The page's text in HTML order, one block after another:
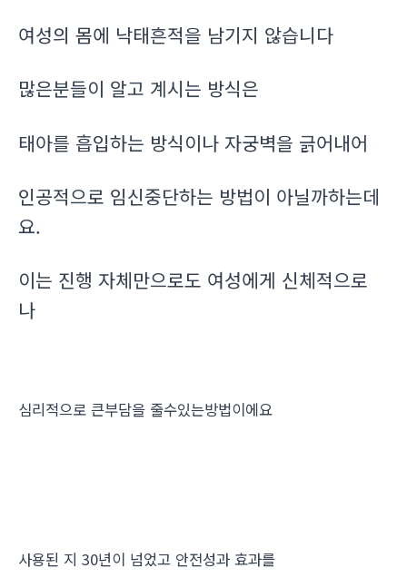
여성의 몸에 낙태흔적을 남기지 않습니다
많은분들이 알고 계시는 방식은
태아를 흡입하는 방식이나 자궁벽을 긁어내어
인공적으로 임신중단하는 방법이 아닐까하는데
요.
이는 진행 자체만으로도 여성에게 신체적으로
나
심리적으로 큰부담을 줄수있는방법이에요
사용된 지 30년이 넘었고 안전성과 효과를